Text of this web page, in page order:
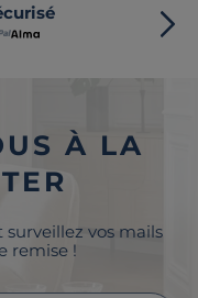
À LA
vos mails
remise !